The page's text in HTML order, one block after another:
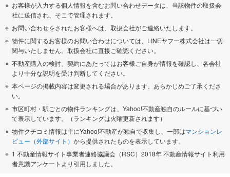
お客様が入力する個人情報を含むお問い合わせデータは、当該物件の取扱会
社に送信され、そこで管理されます。
お問い合わせをされたお客様へは、取扱会社がご連絡いたします。
物件に関するお客様のお問い合わせについては、LINEヤフー株式会社は一切
関与いたしません。取扱会社に直接ご確認ください。
不動産購入の検討、契約にあたってはお客様ご自身が情報を確認し、各会社
より十分な説明を受け判断してください。
本ページの掲載内容は変更される場合があります。あらかじめご了承くださ
い。
市区町村・駅ごとの物件ランキングは、Yahoo!不動産独自のルールに基づい
て表示しています。（ランキングは火曜更新されます）
物件クチコミ情報は主にYahoo!不動産が独自で収集し、一部はマンションレ
ビュー（外部サイト） から提供されたものを表示しています。
1 不動産情報サイト事業者連絡協議会（RSC）2018年 不動産情報サイト利用
者意識アンケートより引用しました。